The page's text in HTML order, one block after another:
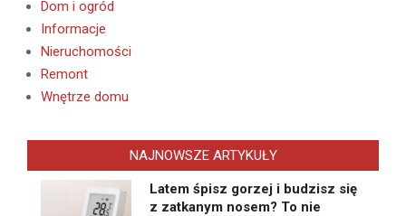
Dom i ogród
Informacje
Nieruchomości
Remont
Wnętrze domu
NAJNOWSZE ARTYKUŁY
Latem śpisz gorzej i budzisz się
z zatkanym nosem? To nie